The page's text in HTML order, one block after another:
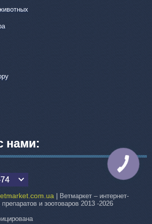
нами:
| Ветмаркет – интернет-
и зоотоваров 2013 -2026
КНОПКА
СВЯЗИ